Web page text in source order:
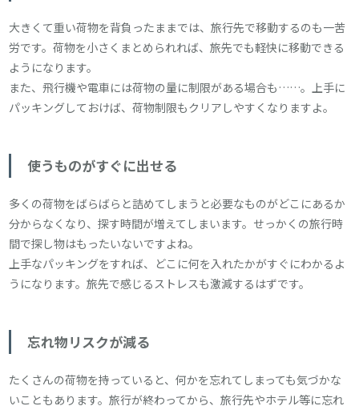
大きくて重い荷物を背負ったままでは、旅行先で移動するのも一苦
労です。荷物を小さくまとめられれば、旅先でも軽快に移動できる
ようになります。
また、飛行機や電車には荷物の量に制限がある場合も……。上手に
パッキングしておけば、荷物制限もクリアしやすくなりますよ。
使うものがすぐに出せる
多くの荷物をばらばらと詰めてしまうと必要なものがどこにあるか
分からなくなり、探す時間が増えてしまいます。せっかくの旅行時
間で探し物はもったいないですよね。
上手なパッキングをすれば、どこに何を入れたかがすぐにわかるよ
うになります。旅先で感じるストレスも激減するはずです。
忘れ物リスクが減る
たくさんの荷物を持っていると、何かを忘れてしまっても気づかな
いこともあります。旅行が終わってから、旅行先やホテル等に忘れ